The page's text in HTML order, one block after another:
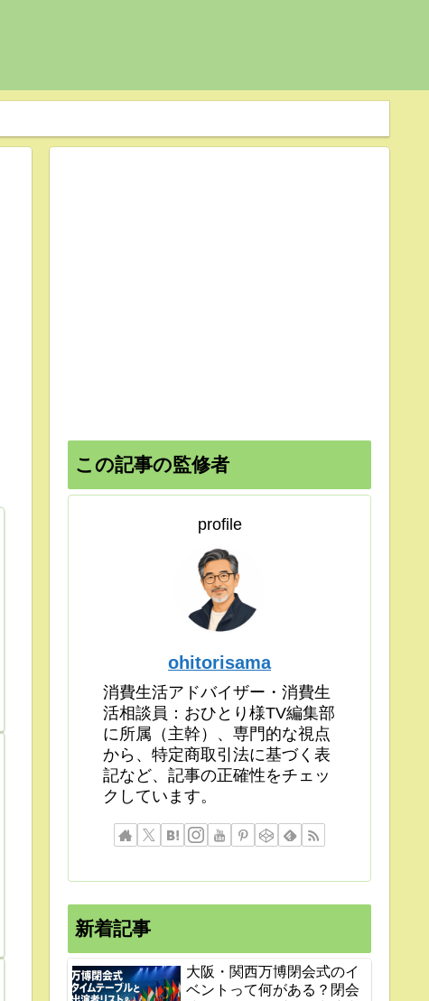
この記事の監修者
profile
ohitorisama
消費生活アドバイザー・消費生
活相談員：おひとり様TV編集部
に所属（主幹）、専門的な視点
から、特定商取引法に基づく表
記など、記事の正確性をチェッ
クしています。
新着記事
大阪・関西万博閉会式のイ
ベントって何がある？閉会